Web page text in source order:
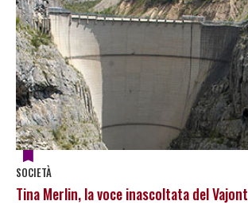
SOCIETÀ
Tina Merlin, la voce inascoltata del Vajont